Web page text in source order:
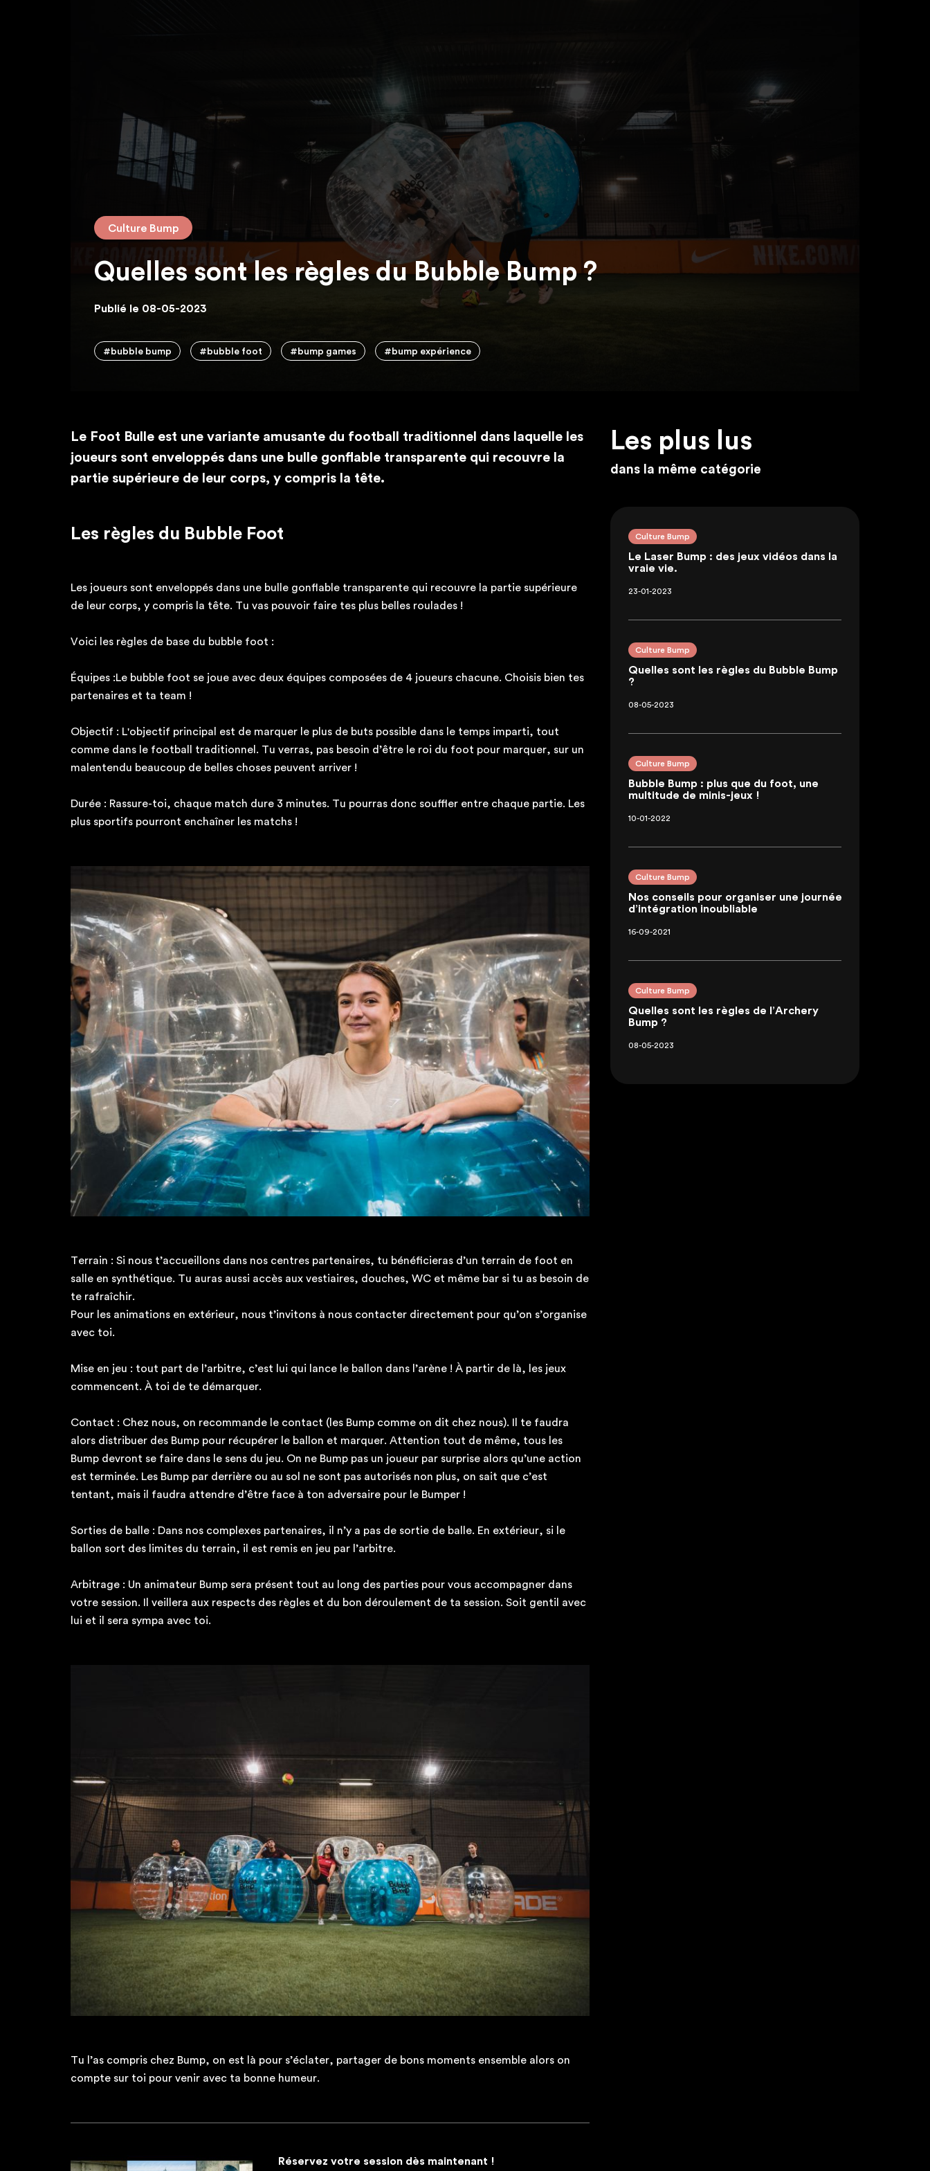
Quelles sont les règles du Bubble Bump ?
Publié le 08-05-2023
Culture Bump
#bubble bump #bubble foot #bump games #bump expérience
Le Foot Bulle est une variante amusante du football traditionnel dans laquelle les
joueurs sont enveloppés dans une bulle gonflable transparente qui recouvre la
partie supérieure de leur corps, y compris la tête.
Les règles du Bubble Foot
Les joueurs sont enveloppés dans une bulle gonflable transparente qui recouvre la partie supérieure
de leur corps, y compris la tête. Tu vas pouvoir faire tes plus belles roulades !
Voici les règles de base du bubble foot :
Équipes :Le bubble foot se joue avec deux équipes composées de 4 joueurs chacune. Choisis bien tes
partenaires et ta team !
Objectif : L'objectif principal est de marquer le plus de buts possible dans le temps imparti, tout
comme dans le football traditionnel. Tu verras, pas besoin d’être le roi du foot pour marquer, sur un
malentendu beaucoup de belles choses peuvent arriver !
Durée : Rassure-toi, chaque match dure 3 minutes. Tu pourras donc souffler entre chaque partie. Les
plus sportifs pourront enchaîner les matchs !
Terrain : Si nous t’accueillons dans nos centres partenaires, tu bénéficieras d’un terrain de foot en
salle en synthétique. Tu auras aussi accès aux vestiaires, douches, WC et même bar si tu as besoin de
te rafraîchir.
Pour les animations en extérieur, nous t’invitons à nous contacter directement pour qu’on s’organise
avec toi.
Mise en jeu : tout part de l’arbitre, c’est lui qui lance le ballon dans l’arène ! À partir de là, les jeux
commencent. À toi de te démarquer.
Contact : Chez nous, on recommande le contact (les Bump comme on dit chez nous). Il te faudra
alors distribuer des Bump pour récupérer le ballon et marquer. Attention tout de même, tous les
Bump devront se faire dans le sens du jeu. On ne Bump pas un joueur par surprise alors qu’une action
est terminée. Les Bump par derrière ou au sol ne sont pas autorisés non plus, on sait que c’est
tentant, mais il faudra attendre d’être face à ton adversaire pour le Bumper !
Sorties de balle : Dans nos complexes partenaires, il n’y a pas de sortie de balle. En extérieur, si le
ballon sort des limites du terrain, il est remis en jeu par l’arbitre.
Arbitrage : Un animateur Bump sera présent tout au long des parties pour vous accompagner dans
votre session. Il veillera aux respects des règles et du bon déroulement de ta session. Soit gentil avec
lui et il sera sympa avec toi.
Tu l’as compris chez Bump, on est là pour s’éclater, partager de bons moments ensemble alors on
compte sur toi pour venir avec ta bonne humeur.
Réservez votre session dès maintenant !
Les plus lus
dans la même catégorie
Culture Bump
Le Laser Bump : des jeux vidéos dans la
vraie vie.
23-01-2023
Culture Bump
Quelles sont les règles du Bubble Bump
?
08-05-2023
Culture Bump
Bubble Bump : plus que du foot, une
multitude de minis-jeux !
10-01-2022
Culture Bump
Nos conseils pour organiser une journée
d’intégration inoubliable
16-09-2021
Culture Bump
Quelles sont les règles de l’Archery
Bump ?
08-05-2023